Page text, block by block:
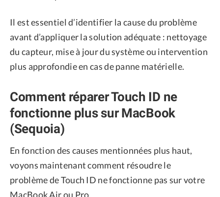
Il est essentiel d’identifier la cause du problème
avant d’appliquer la solution adéquate : nettoyage
du capteur, mise à jour du système ou intervention
plus approfondie en cas de panne matérielle.
Comment réparer Touch ID ne
fonctionne plus sur MacBook
(Sequoia)
En fonction des causes mentionnées plus haut,
voyons maintenant comment résoudre le
problème de Touch ID ne fonctionne pas sur votre
MacBook Air ou Pro.